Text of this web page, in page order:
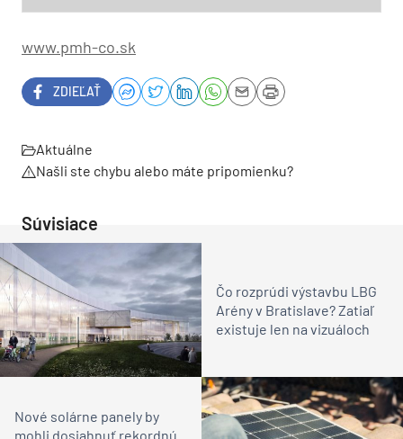
www.pmh-co.sk
ZDIEĽAŤ
Aktuálne
Našli ste chybu alebo máte pripomienku?
Súvisiace
Čo rozprúdi výstavbu LBG
Arény v Bratislave? Zatiaľ
existuje len na vizuáloch
Nové solárne panely by
mohli dosiahnuť rekordnú